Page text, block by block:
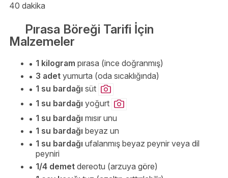
40 dakika
Pırasa Böreği Tarifi İçin
Malzemeler
1 kilogram pırasa (ince doğranmış)
3 adet yumurta (oda sıcaklığında)
1 su bardağı süt
1 su bardağı yoğurt
1 su bardağı mısır unu
1 su bardağı beyaz un
1 su bardağı ufalanmış beyaz peynir veya dil
peyniri
1/4 demet dereotu (arzuya göre)